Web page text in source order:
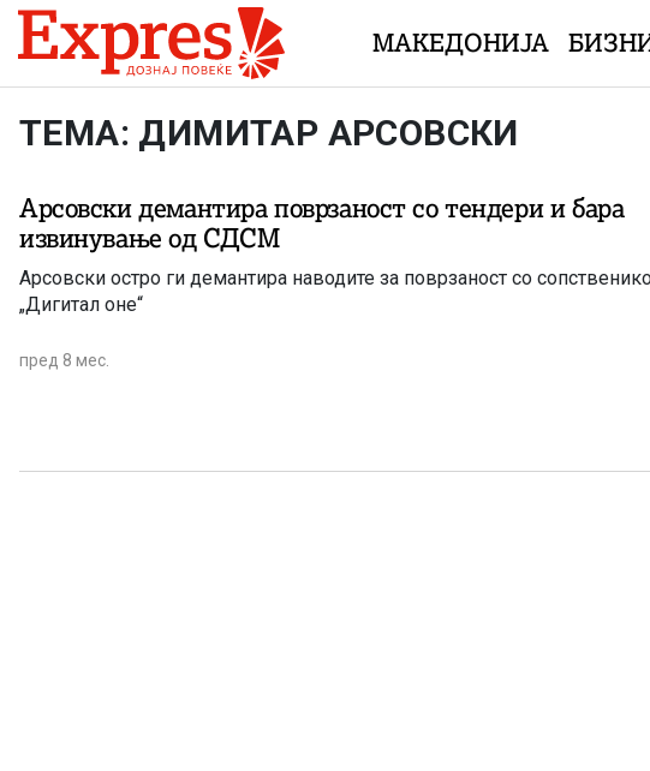
Skip to content
МАКЕДОНИЈА
ТЕМА: ДИМИТАР АРСОВСКИ
Арсовски демантира поврзаност со тендери и бара
извинување од СДСМ
Арсовски остро ги демантира наводите за поврзаност со
„Дигитал оне“
пред 8 мес.